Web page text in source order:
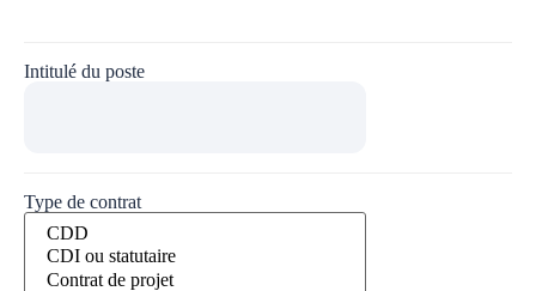
Intitulé du poste
Type de contrat